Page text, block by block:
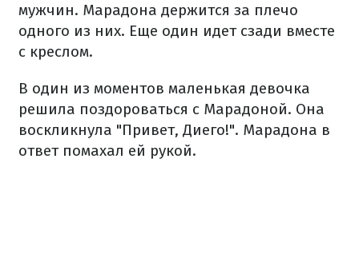
мужчин. Марадона держится за плечо
одного из них. Еще один идет сзади вместе
с креслом.
В один из моментов маленькая девочка
решила поздороваться с Марадоной. Она
воскликнула "Привет, Диего!". Марадона в
ответ помахал ей рукой.